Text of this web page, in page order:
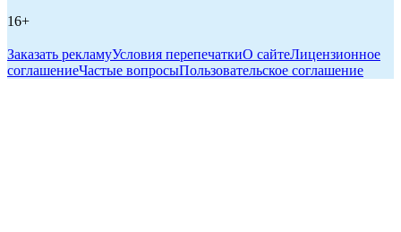
16+
Заказать рекламуУсловия перепечаткиО сайтеЛицензионное
соглашениеЧастые вопросыПользовательское соглашение